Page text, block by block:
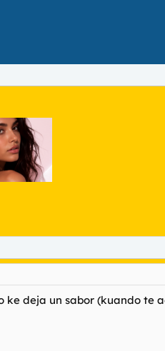
deja un sabor (kuando te